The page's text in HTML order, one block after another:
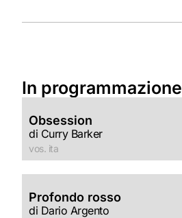
In programmazione
Obsession
di Curry Barker
vos. ita
Profondo rosso
di Dario Argento